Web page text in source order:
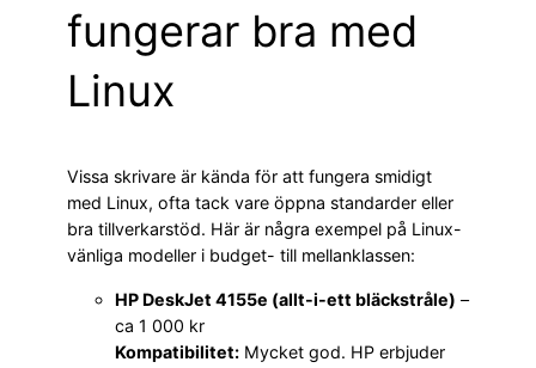
fungerar bra med
Linux
Vissa skrivare är kända för att fungera smidigt
med Linux, ofta tack vare öppna standarder eller
bra tillverkarstöd. Här är några exempel på Linux-
vänliga modeller i budget- till mellanklassen:
HP DeskJet 4155e (allt-i-ett bläckstråle) –
ca 1 000 kr
Kompatibilitet: Mycket god. HP erbjuder